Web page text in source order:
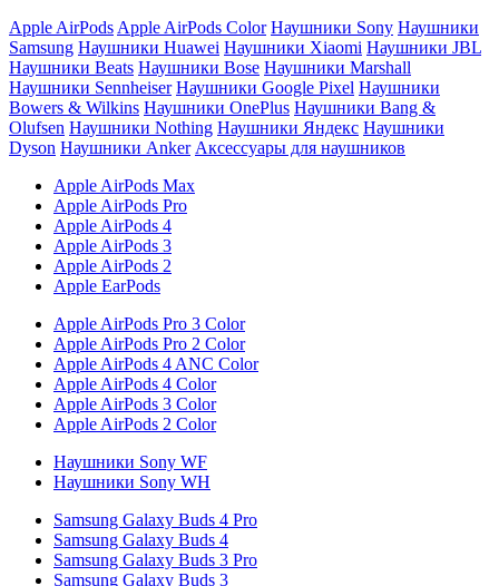
Apple AirPods Apple AirPods Color Наушники Sony Наушники
Samsung Наушники Huawei Наушники Xiaomi Наушники JBL
Наушники Beats Наушники Bose Наушники Marshall
Наушники Sennheiser Наушники Google Pixel Наушники
Bowers & Wilkins Наушники OnePlus Наушники Bang &
Olufsen Наушники Nothing Наушники Яндекс Наушники
Dyson Наушники Anker Аксессуары для наушников
Apple AirPods Max
Apple AirPods Pro
Apple AirPods 4
Apple AirPods 3
Apple AirPods 2
Apple EarPods
Apple AirPods Pro 3 Color
Apple AirPods Pro 2 Color
Apple AirPods 4 ANC Color
Apple AirPods 4 Color
Apple AirPods 3 Color
Apple AirPods 2 Color
Наушники Sony WF
Наушники Sony WH
Samsung Galaxy Buds 4 Pro
Samsung Galaxy Buds 4
Samsung Galaxy Buds 3 Pro
Samsung Galaxy Buds 3